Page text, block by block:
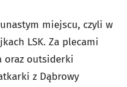
miejscu, czyli w
LSK. Za plecami
oraz outsiderki
z Dąbrowy